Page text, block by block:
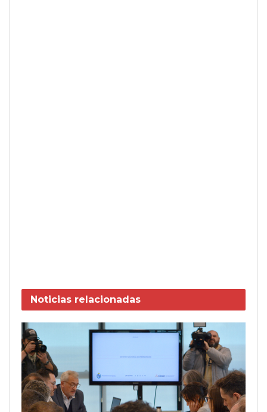
Noticias relacionadas